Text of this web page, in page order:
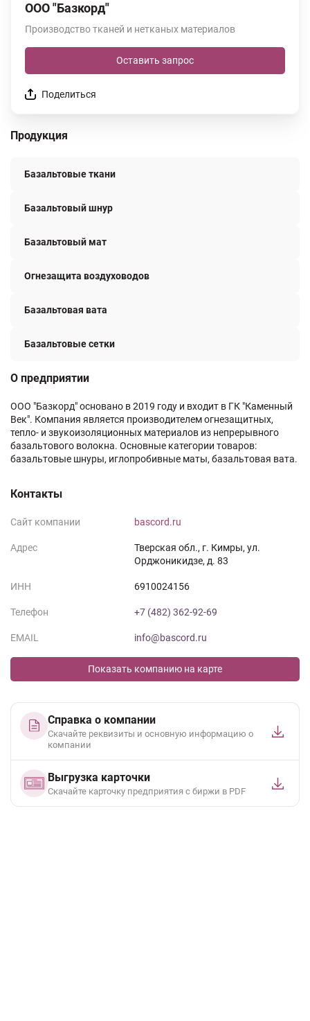
Продукция
Базальтовые ткани
Базальтовый шнур
Базальтовый мат
Огнезащита воздуховодов
Базальтовая вата
Базальтовые сетки
О предприятии
ООО "Базкорд" основано в 2019 году и входит в ГК "Каменный
Век". Компания является производителем огнезащитных,
тепло- и звукоизоляционных материалов из непрерывного
базальтового волокна. Основные категории товаров:
базальтовые шнуры, иглопробивные маты, базальтовая вата.
Контакты
Сайт компании bascord.ru
Адрес
Тверская обл., г. Кимры, ул.
Орджоникидзе, д. 83
ИНН 6910024156
Телефон +7 (482) 362-92-69
EMAIL info@bascord.ru
Показать компанию на карте
Справка о компании
Скачайте реквизиты и основную информацию о
компании
Выгрузка карточки
Cкачайте карточку предприятия с биржи в PDF
ООО "Базкорд"
Производство тканей и нетканых материалов
Оставить запрос
Поделиться